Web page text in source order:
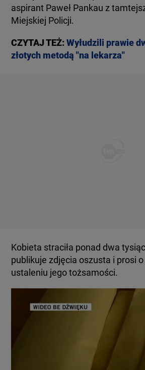
aspirant Paweł Pankau z
Miejskiej Policji.
CZYTAJ TEŻ:Wyłudzili prawie
złotych metodą "na lekarza"
Kobieta straciła ponad dwa
publikuje zdjęcia oszusta i prosi
ustaleniu jego tożsamości.